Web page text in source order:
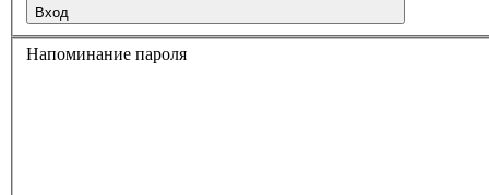
Вход
Напоминание пароля